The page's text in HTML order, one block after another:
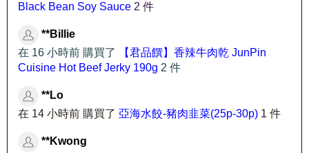
Black Bean Soy Sauce 2 件
**Billie
在 16 小時前 購買了
【君品饌】香辣牛肉乾 JunPin
Cuisine Hot Beef Jerky 190g 2 件
**Lo
在 14 小時前 購買了 亞海水餃-豬肉韭菜(25p-30p) 1 件
**Kwong